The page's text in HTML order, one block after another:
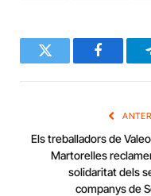
Twitter
Els treballadors de
Martorelles
solidaritat dels
companys de